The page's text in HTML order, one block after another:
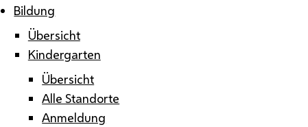
Bildung
Übersicht
Kindergarten
Übersicht
Alle Standorte
Anmeldung